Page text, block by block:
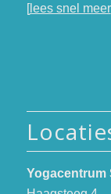
[lees snel meer
Yogacentrum